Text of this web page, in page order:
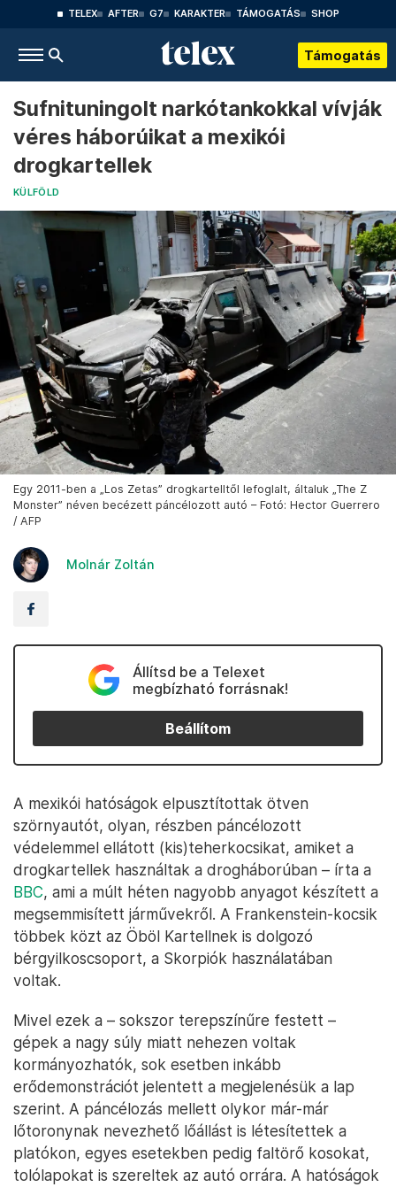
TELEX AFTER G7 KARAKTER TÁMOGATÁS SHOP
Támogatás
Sufnituningolt narkótankokkal vívják
véres háborúikat a mexikói
drogkartellek
KÜLFÖLD
Egy 2011-ben a „Los Zetas” drogkartelltől lefoglalt, általuk „The Z
Monster” néven becézett páncélozott autó – Fotó: Hector Guerrero
/ AFP
Molnár Zoltán
Állítsd be a Telexet
megbízható forrásnak!
Beállítom
A mexikói hatóságok elpusztítottak ötven
szörnyautót, olyan, részben páncélozott
védelemmel ellátott (kis)teherkocsikat, amiket a
drogkartellek használtak a drogháborúban – írta a
BBC, ami a múlt héten nagyobb anyagot készített a
megsemmisített járművekről. A Frankenstein-kocsik
többek közt az Öböl Kartellnek is dolgozó
bérgyilkoscsoport, a Skorpiók használatában
voltak.
Mivel ezek a – sokszor terepszínűre festett –
gépek a nagy súly miatt nehezen voltak
kormányozhatók, sok esetben inkább
erődemonstrációt jelentett a megjelenésük a lap
szerint. A páncélozás mellett olykor már-már
lőtoronynak nevezhető lőállást is létesítettek a
platókon, egyes esetekben pedig faltörő kosokat,
tolólapokat is szereltek az autó orrára. A hatóságok